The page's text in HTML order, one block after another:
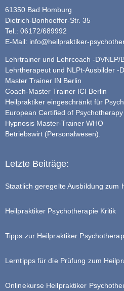
61350 Bad Homburg
Dietrich-Bonhoeffer-Str. 35
Tel.: 06172/689992
E-Mail: info@heilpraktiker-
Lehrtrainer und Lehrcoach -DVNLP/
Lehrtherapeut und NLPt-Ausbilder -
Master Trainer IN Berlin
Coach-Master Trainer ICI Berlin
Heilpraktiker eingeschränkt für
European Certified of
Hypnosis Master-Trainer WHO
Betriebswirt (Personalwesen).
Letzte Beiträge:
Staatlich geregelte Ausbildung zum
Heilpraktiker Psychotherapie Kritik
Tipps zur Heilpraktiker
Lerntipps für die Prüfung zum
Onlinekurse Heilpraktiker